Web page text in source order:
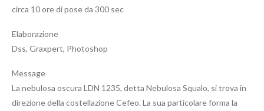
circa 10 ore di pose da 300 sec
Elaborazione
Dss, Graxpert, Photoshop
Message
La nebulosa oscura LDN 1235, detta Nebulosa Squalo, si trova in
direzione della costellazione Cefeo. La sua particolare forma la